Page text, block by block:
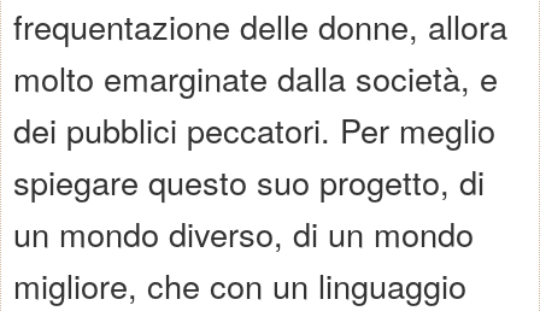
frequentazione delle donne, allora
molto emarginate dalla società, e
dei pubblici peccatori. Per meglio
spiegare questo suo progetto, di
un mondo diverso, di un mondo
migliore, che con un linguaggio